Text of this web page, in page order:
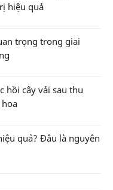
hiệu quả
trọng trong giai
hồi cây vải sau thu
quả? Đâu là nguyên